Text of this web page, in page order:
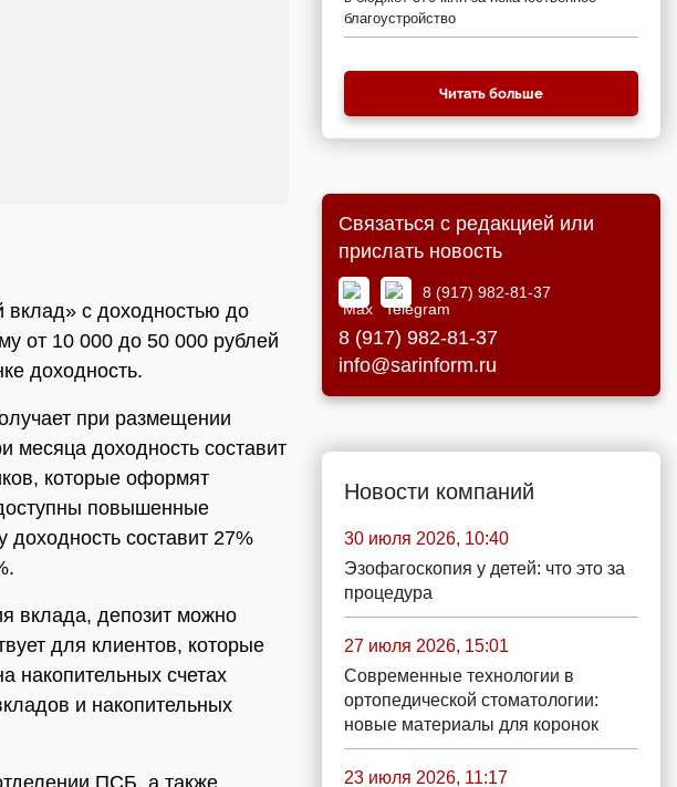
с доходностью до
от 10 000 до 50 000 рублей
доходность.
при размещении
месяца доходность составит
которые оформят
повышенные
доходность составит 27%
вклада, депозит можно
для клиентов, которые
накопительных счетах
и накопительных
благоустройство
Читать больше
Связаться с редакцией или
прислать новость
8 (917) 982-81-37
8 (917) 982-81-37
info@sarinform.ru
Новости компаний
30 июля 2026, 10:40
Эзофагоскопия у детей: что это за
процедура
27 июля 2026, 15:01
Современные технологии в
ортопедической стоматологии:
новые материалы для коронок
23 июля 2026, 11:17